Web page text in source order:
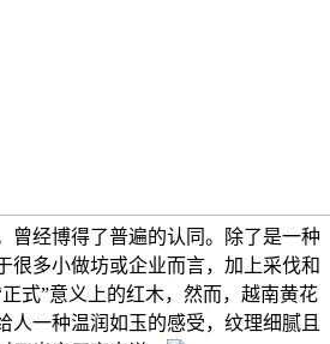
曾经博得了普遍的认同。除了是一种
很多小做坊或企业而言，加上采伐和
式”意义上的红木，然而，越南黄花
人一种温润如玉的感受，纹理细腻且